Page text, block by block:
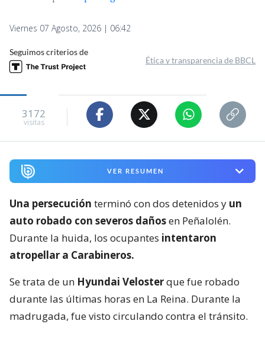
Viernes 07 Agosto, 2026 | 06:42
Seguimos criterios de
Ética y transparencia de BBCL
3172
visitas
VER RESUMEN
Una persecución terminó con dos detenidos y un
auto robado con severos dañosen Peñalolén.
Durante la huida, los ocupantes intentaron
atropellar a Carabineros.
Se trata de un Hyundai Velosterque fue robado
durante las últimas horas en La Reina. Durante la
madrugada, fue visto circulando contra el tránsito.